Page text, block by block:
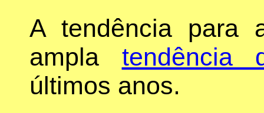
A tendência para
ampla tendência
últimos anos.